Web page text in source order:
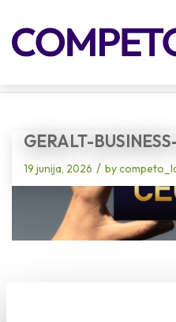
You are here: Home Vhodna stran
/
Pomanjkanje vodij ali problem
GERALT-
19 junija, 2026 / by